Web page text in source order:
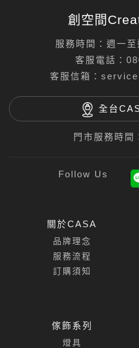
創空間
服務時間：週一
客服電話：
客服信箱：
全台
門市服務時間
關於CASA
品牌理念
服務流程
訂購須知
傢飾系列
燈具